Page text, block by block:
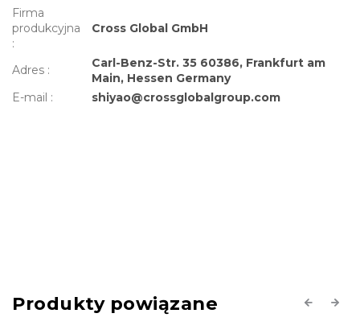
Firma
produkcyjna
:
Cross Global GmbH
Adres :
Carl-Benz-Str. 35 60386, Frankfurt am
Main, Hessen Germany
E-mail : shiyao@crossglobalgroup.com
Produkty powiązane Previous
Next